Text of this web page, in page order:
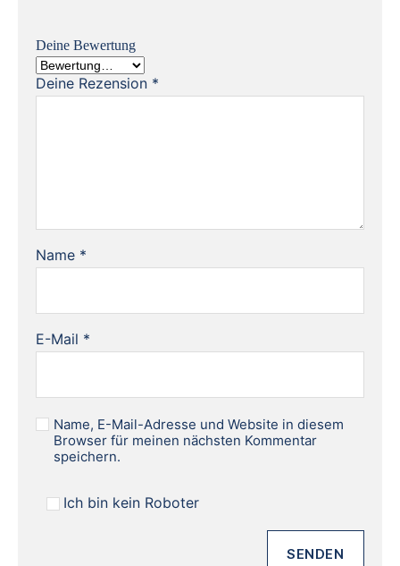
Deine Bewertung
Deine Rezension *
Name *
E-Mail *
Name, E-Mail-Adresse und Website in diesem
Browser für meinen nächsten Kommentar
speichern.
Ich bin kein Roboter